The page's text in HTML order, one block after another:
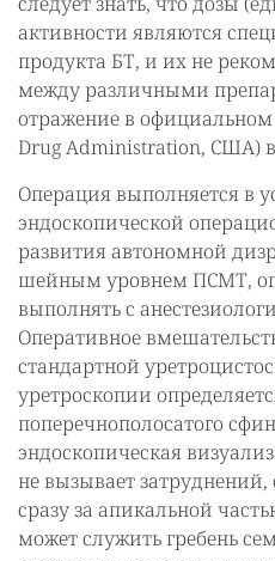
активности являются
продукта БТ, и их не
между различными
отражение в официальном
Drug Administration, США) в
Операция выполняется в
эндоскопической
развития автономной
шейным уровнем ПСМТ,
выполнять с
Оперативное
стандартной
уретроскопии
поперечнополосатого
эндоскопическая
не вызывает затруднений,
сразу за апикальной
может служить гребень